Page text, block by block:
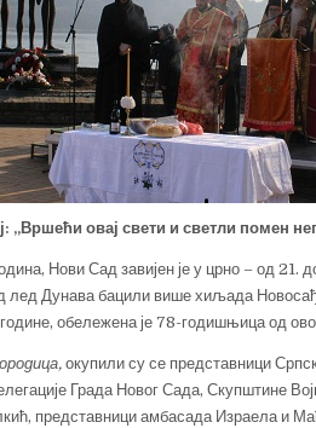
„Вршећи овај свети и светли помен
Нови Сад завијен је у црно – од 21.
лед Дунава бацили више хиљада
обележена је 78-годишњица од овог
окупили су се представници
Града Новог Сада, Скупштине
представници амбасада Израела и